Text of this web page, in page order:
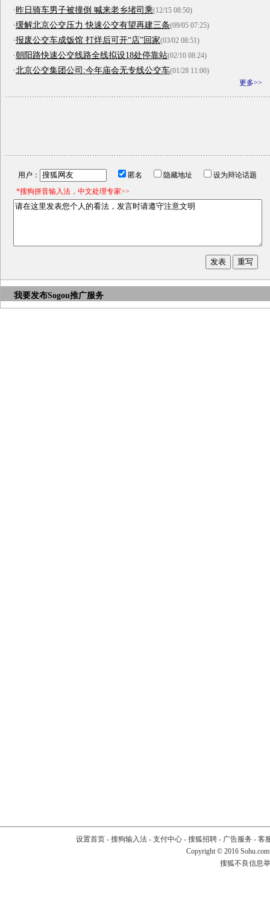
·昨日骑车男子被撞倒 喊来老乡堵司乘(12/15 08:50)
·缓解北京公交压力 快速公交有望再建三条(09/05 07:25)
·报废公交车成饭馆 打烊后可开“店”回家(03/02 08:51)
·朝阳路快速公交线路全线拟设18处停靠站(02/10 08:24)
·北京公交集团公司:今年庙会无专线公交车(01/28 11:00)
更多>>
用户： 匿名 隐藏地址
设为辩论话题
*搜狗拼音输入法，中文处理专家>>
我要发布Sogou推广服务
设置首页- 搜狗输入法- 支付中心- 搜狐招聘- 广告服务 - 客
Copyright © 2016
搜狐不良信息